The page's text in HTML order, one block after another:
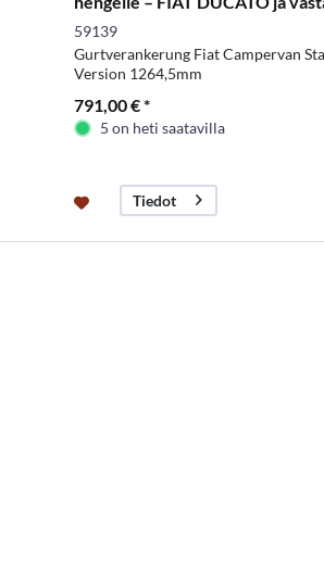
pakettiautot...
59139
Gurtverankerung Fiat Campervan
Version 1264,5mm
791,00 € *
5 on heti saatavilla
Tiedot